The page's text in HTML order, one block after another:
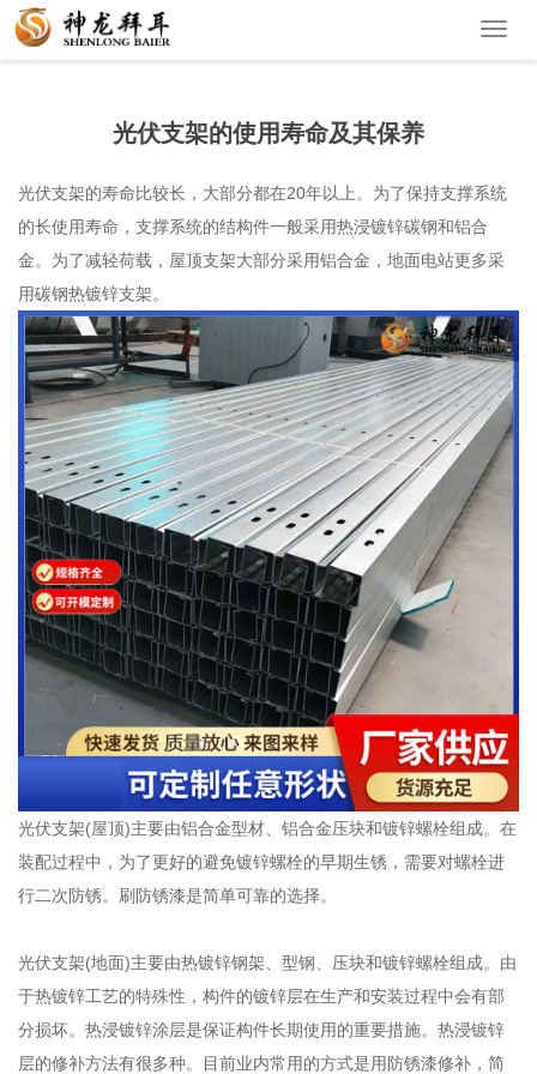
光伏支架的使用寿命及其保养
光伏支架的寿命比较长，大部分都在20年以上。为了保持支撑系统
的长使用寿命，支撑系统的结构件一般采用热浸镀锌碳钢和铝合
金。为了减轻荷载，屋顶支架大部分采用铝合金，地面电站更多采
用碳钢热镀锌支架。
光伏支架(屋顶)主要由铝合金型材、铝合金压块和镀锌螺栓组成。在
装配过程中，为了更好的避免镀锌螺栓的早期生锈，需要对螺栓进
行二次防锈。刷防锈漆是简单可靠的选择。
光伏支架(地面)主要由热镀锌钢架、型钢、压块和镀锌螺栓组成。由
于热镀锌工艺的特殊性，构件的镀锌层在生产和安装过程中会有部
分损坏。热浸镀锌涂层是保证构件长期使用的重要措施。热浸镀锌
层的修补方法有很多种。目前业内常用的方式是用防锈漆修补，简